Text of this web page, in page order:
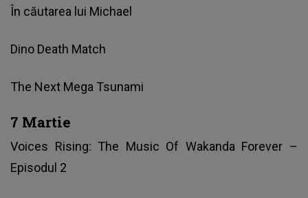
În căutarea lui Michael
Dino Death Match
The Next Mega Tsunami
7 Martie
Voices Rising: The Music Of Wakanda Forever –
Episodul 2